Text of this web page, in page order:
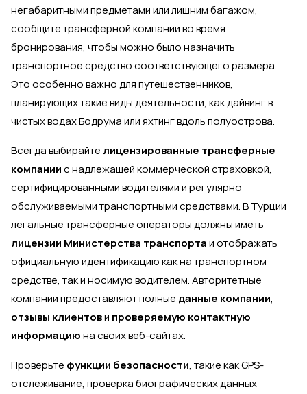
негабаритными предметами или лишним багажом,
сообщите трансферной компании во время
бронирования, чтобы можно было назначить
транспортное средство соответствующего размера.
Это особенно важно для путешественников,
планирующих такие виды деятельности, как дайвинг в
чистых водах Бодрума или яхтинг вдоль полуострова.
Всегда выбирайте лицензированные трансферные
компаниис надлежащей коммерческой страховкой,
сертифицированными водителями и регулярно
обслуживаемыми транспортными средствами. В Турции
легальные трансферные операторы должны иметь
лицензии Министерства транспортаи отображать
официальную идентификацию как на транспортном
средстве, так и носимую водителем. Авторитетные
компании предоставляют полные данные компании,
отзывы клиентови проверяемую контактную
информациюна своих веб-сайтах.
Проверьте функции безопасности, такие как GPS-
отслеживание, проверка биографических данных